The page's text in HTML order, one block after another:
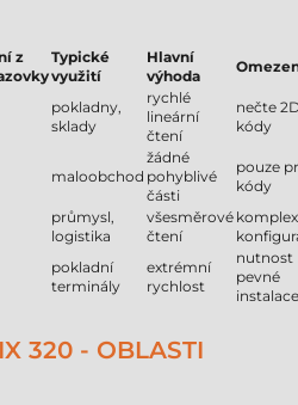
z
Typické
využití
Hlavní
výhoda
pokladny,
sklady
rychlé
lineární
čtení
nečte
kódy
maloobchod
žádné
pohyblivé
části
pouze
kódy
průmysl,
logistika
všesměrové
čtení
pokladní
terminály
extrémní
rychlost
nutnost
pevné
instalace
320 - OBLASTI